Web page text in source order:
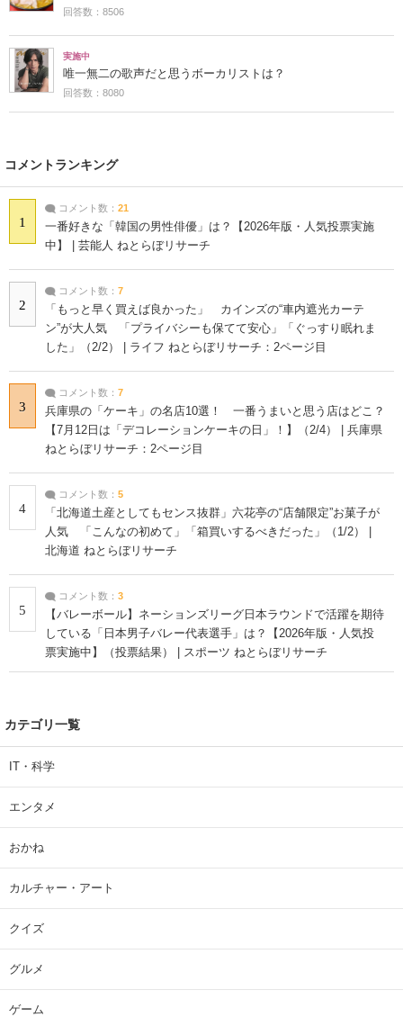
回答数：8506
実施中
唯一無二の歌声だと思うボーカリストは？
回答数：8080
コメントランキング
1
コメント数： 21
一番好きな「韓国の男性俳優」は？【2026年版・人気投票実施
中】 | 芸能人 ねとらぼリサーチ
2
コメント数： 7
「もっと早く買えば良かった」 カインズの“車内遮光カーテ
ン”が大人気 「プライバシーも保てて安心」「ぐっすり眠れま
した」（2/2） | ライフ ねとらぼリサーチ：2ページ目
3
コメント数： 7
兵庫県の「ケーキ」の名店10選！ 一番うまいと思う店はどこ？
【7月12日は「デコレーションケーキの日」！】（2/4） | 兵庫県
ねとらぼリサーチ：2ページ目
4
コメント数： 5
「北海道土産としてもセンス抜群」六花亭の“店舗限定”お菓子が
人気 「こんなの初めて」「箱買いするべきだった」（1/2） |
北海道 ねとらぼリサーチ
5
コメント数： 3
【バレーボール】ネーションズリーグ日本ラウンドで活躍を期待
している「日本男子バレー代表選手」は？【2026年版・人気投
票実施中】（投票結果） | スポーツ ねとらぼリサーチ
カテゴリ一覧
IT・科学
エンタメ
おかね
カルチャー・アート
クイズ
グルメ
ゲーム